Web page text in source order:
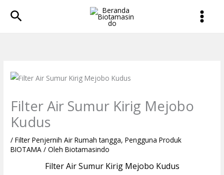
Cari
Filter Air Sumur Kirig Mejobo
Kudus
/Filter Penjernih Air Rumah tangga,Pengguna Produk
BIOTAMA / OlehBiotamasindo
Filter Air Sumur Kirig Mejobo Kudus